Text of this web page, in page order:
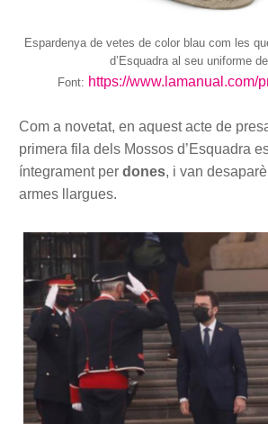
Espardenya de vetes de color blau com les
d’Esquadra al seu uniforme
Font: https://www.lamanual.com/
Com a novetat, en aquest acte de
primera fila dels Mossos d’Esquadra
íntegrament per dones, i van
armes llargues.